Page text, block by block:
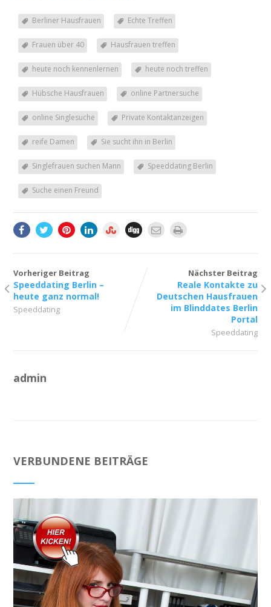
Berliner Hausfrauen Echte Treffen
Frauen über 40 Hausfrauen treffen
heute noch kennenlernen heute noch treffen
Hübsche Hausfrauen online Partnersuche
online Singlesuche Private Kontaktanzeigen
reife Damen Sie sucht ihn in Berlin
Singlefrauen suchen Mann Speeddating Berlin
Suche einen Freund
Vorheriger Beitrag
Speeddating Berlin –
heute ganz normal!
Speeddating
Nächster Beitrag
Reale Kontakte zu
Deutschen Hausfrauen
im Blinddates Berlin
Portal
Speeddating
admin
VERBUNDENE BEITRÄGE